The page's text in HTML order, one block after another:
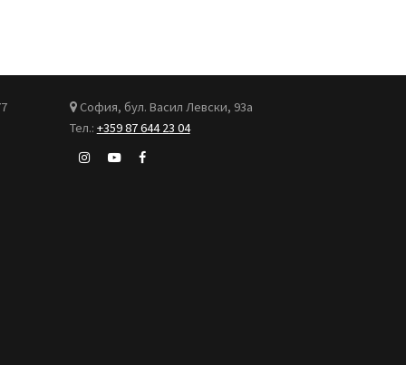
София, бул. Васил Левски, 93а
Тел.: +359 87 644 23 04